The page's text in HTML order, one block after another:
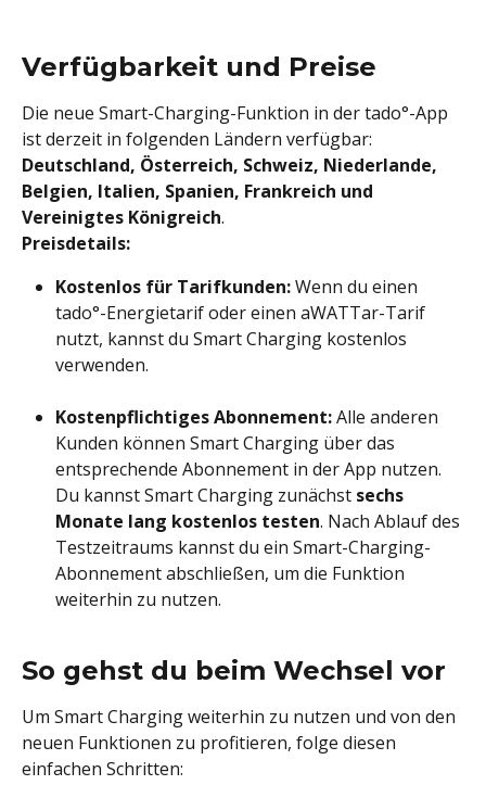
Verfügbarkeit und Preise
Die neue Smart-Charging-Funktion in der tado°-App
ist derzeit in folgenden Ländern verfügbar:
Deutschland, Österreich, Schweiz, Niederlande,
Belgien, Italien, Spanien, Frankreich und
Vereinigtes Königreich.
Preisdetails:
Kostenlos für Tarifkunden: Wenn du einen
tado°-Energietarif oder einen aWATTar-Tarif
nutzt, kannst du Smart Charging kostenlos
verwenden.
Kostenpflichtiges Abonnement: Alle anderen
Kunden können Smart Charging über das
entsprechende Abonnement in der App nutzen.
Du kannst Smart Charging zunächst sechs
Monate lang kostenlos testen. Nach Ablauf des
Testzeitraums kannst du ein Smart-Charging-
Abonnement abschließen, um die Funktion
weiterhin zu nutzen.
So gehst du beim Wechsel vor
Um Smart Charging weiterhin zu nutzen und von den
neuen Funktionen zu profitieren, folge diesen
einfachen Schritten: